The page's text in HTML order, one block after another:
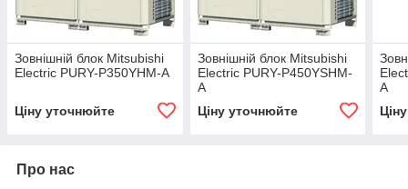
Зовнішній блок Mitsubishi
Electric PURY-P350YHM-A
Ціну уточнюйте
Зовнішній блок Mitsubishi
Electric PURY-P450YSHM-
A
Ціну уточнюйте
A
Про нас